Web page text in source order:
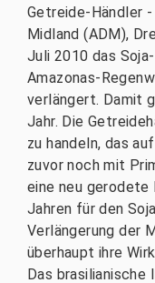
Getreide-Händler -
Midland (ADM),
Juli 2010 das
Amazonas-
verlängert. Damit
Jahr. Die
zu handeln, das
zuvor noch mit
eine neu gerodete
Jahren für den
Verlängerung der
überhaupt ihre
Das